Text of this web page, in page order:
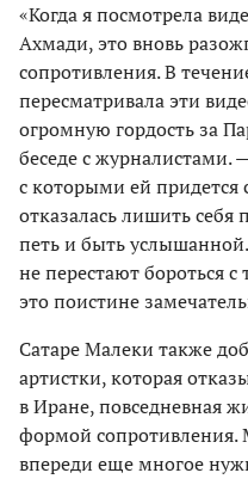
«Когда я посмотрела
Ахмади, это вновь
сопротивления. В
пересматривала эти
огромную гордость за
беседе с журналистами.
с которыми ей придется
отказалась лишить
петь и быть
не перестают бороться
это поистине
Сатаре Малеки также
артистки, которая
в Иране, повседневная
формой
впереди еще многое